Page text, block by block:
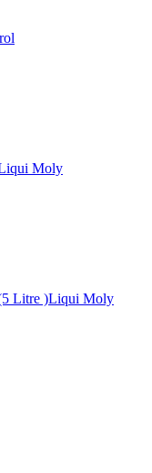
Moly
Litre )Liqui Moly